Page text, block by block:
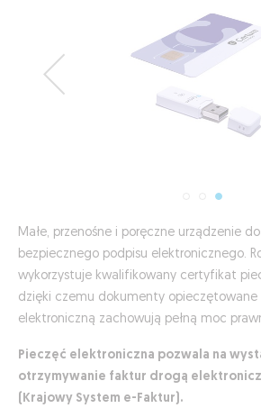
Małe, przenośne i poręczne urządzenie do
bezpiecznego podpisu elektronicznego.
wykorzystuje kwalifikowany certyfikat
dzięki czemu dokumenty opieczętowane
elektroniczną zachowują pełną moc
Pieczęć elektroniczna pozwala na
otrzymywanie faktur drogą
(Krajowy System e-Faktur).